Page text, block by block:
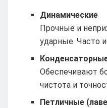
Динамические
Прочные и
ударные. Часто
Обеспечивают
чистота и
Петличные